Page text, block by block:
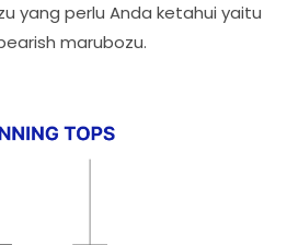
yang perlu Anda ketahui yaitu
marubozu.